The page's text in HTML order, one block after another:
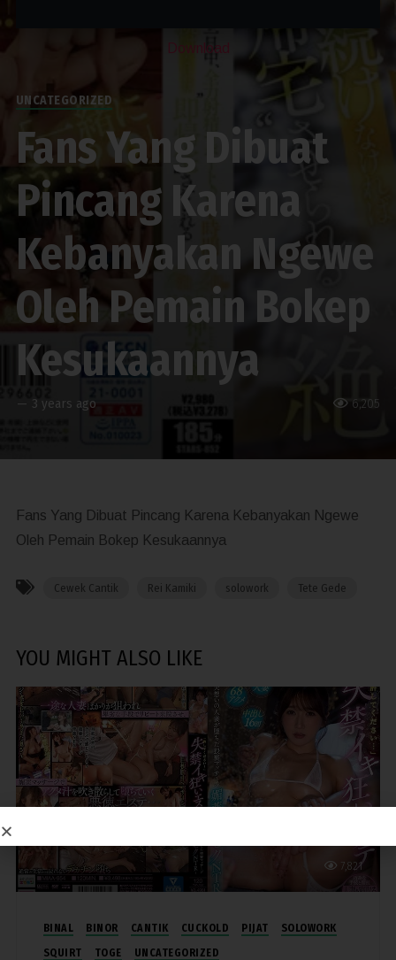
Download
6,205
UNCATEGORIZED
Fans Yang Dibuat
Pincang Karena
Kebanyakan Ngewe
Oleh Pemain Bokep
Kesukaannya
— 3 years ago
Fans Yang Dibuat Pincang Karena Kebanyakan Ngewe
Oleh Pemain Bokep Kesukaannya
Cewek Cantik Rei Kamiki solowork Tete Gede
YOU MIGHT ALSO LIKE
7,821
BINAL BINOR CANTIK CUCKOLD PIJAT
SOLOWORK
SQUIRT
TOGE UNCATEGORIZED